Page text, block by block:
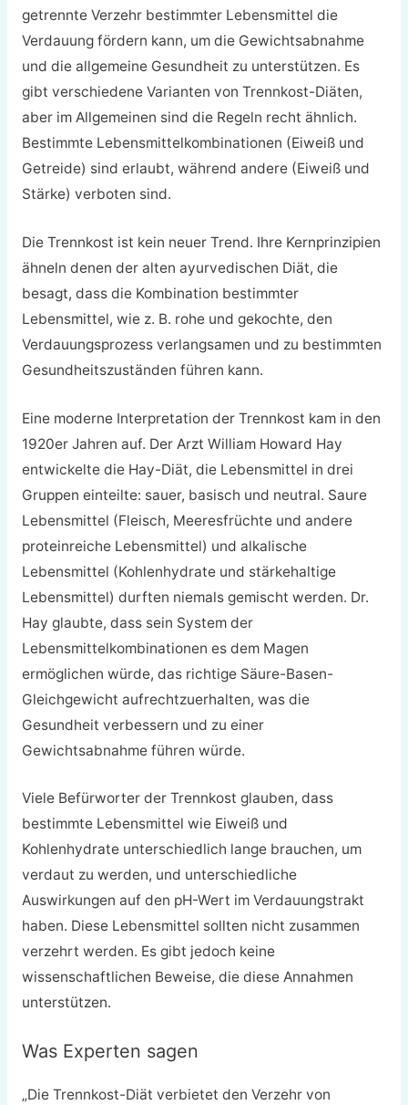
getrennte Verzehr bestimmter Lebensmittel die
Verdauung fördern kann, um die Gewichtsabnahme
und die allgemeine Gesundheit zu unterstützen. Es
gibt verschiedene Varianten von Trennkost-Diäten,
aber im Allgemeinen sind die Regeln recht ähnlich.
Bestimmte Lebensmittelkombinationen (Eiweiß und
Getreide) sind erlaubt, während andere (Eiweiß und
Stärke) verboten sind.
Die Trennkost ist kein neuer Trend. Ihre Kernprinzipien
ähneln denen der alten ayurvedischen Diät, die
besagt, dass die Kombination bestimmter
Lebensmittel, wie z. B. rohe und gekochte, den
Verdauungsprozess verlangsamen und zu bestimmten
Gesundheitszuständen führen kann.
Eine moderne Interpretation der Trennkost kam in den
1920er Jahren auf. Der Arzt William Howard Hay
entwickelte die Hay-Diät, die Lebensmittel in drei
Gruppen einteilte: sauer, basisch und neutral. Saure
Lebensmittel (Fleisch, Meeresfrüchte und andere
proteinreiche Lebensmittel) und alkalische
Lebensmittel (Kohlenhydrate und stärkehaltige
Lebensmittel) durften niemals gemischt werden. Dr.
Hay glaubte, dass sein System der
Lebensmittelkombinationen es dem Magen
ermöglichen würde, das richtige Säure-Basen-
Gleichgewicht aufrechtzuerhalten, was die
Gesundheit verbessern und zu einer
Gewichtsabnahme führen würde.
Viele Befürworter der Trennkost glauben, dass
bestimmte Lebensmittel wie Eiweiß und
Kohlenhydrate unterschiedlich lange brauchen, um
verdaut zu werden, und unterschiedliche
Auswirkungen auf den pH-Wert im Verdauungstrakt
haben. Diese Lebensmittel sollten nicht zusammen
verzehrt werden. Es gibt jedoch keine
wissenschaftlichen Beweise, die diese Annahmen
unterstützen.
Was Experten sagen
„Die Trennkost-Diät verbietet den Verzehr von